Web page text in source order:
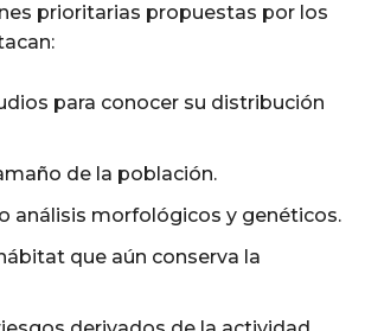
prioritarias propuestas por los
para conocer su distribución
de la población.
análisis morfológicos y genéticos.
que aún conserva la